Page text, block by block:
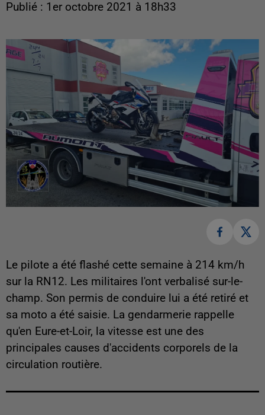
Publié : 1er octobre 2021 à 18h33
Le pilote a été flashé cette semaine à 214 km/h
sur la RN12. Les militaires l'ont verbalisé sur-le-
champ. Son permis de conduire lui a été retiré et
sa moto a été saisie. La gendarmerie rappelle
qu'en Eure-et-Loir, la vitesse est une des
principales causes d'accidents corporels de la
circulation routière.